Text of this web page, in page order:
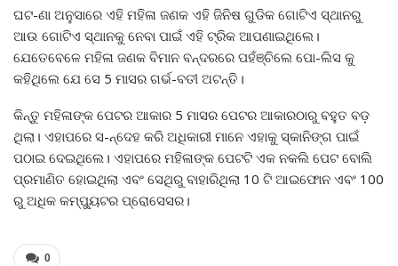
ଘଟ-ଣା ଅନୁସାରେ ଏହି ମହିଳା ଜଣକ ଏହି ଜିନିଷ ଗୁଡିକ ଗୋଟିଏ ସ୍ଥାନରୁ
ଆଉ ଗୋଟିଏ ସ୍ଥାନକୁ ନେବା ପାଇଁ ଏହି ଟ୍ରିକ ଆପଣାଇଥିଲେ।
ଯେତେବେଳେ ମହିଳା ଜଣକ ବିମାନ ବନ୍ଦରରେ ପହଁଞ୍ଚିଲେ ପୋ-ଲିସ କୁ
କହିଥିଲେ ଯେ ସେ 5 ମାସର ଗର୍ଭ-ବତୀ ଅଟନ୍ତି।
କିନ୍ତୁ ମହିଳାଙ୍କ ପେଟର ଆକାର 5 ମାସର ପେଟର ଆକାରଠାରୁ ବହୁତ ବଡ଼
ଥିଲା। ଏହାପରେ ସ-ନ୍ଦେହ କରି ଅଧିକାରୀ ମାନେ ଏହାକୁ ସ୍କାନିଙ୍ଗ ପାଇଁ
ପଠାଇ ଦେଇଥିଲେ। ଏହାପରେ ମହିଳାଙ୍କ ପେଟଟି ଏକ ନକଲି ପେଟ ବୋଲି
ପ୍ରମାଣିତ ହୋଇଥିଲା ଏବଂ ସେଥିରୁ ବାହାରିଥିଲା 10 ଟି ଆଇଫୋନ ଏବଂ 100
ରୁ ଅଧିକ କମ୍ପ୍ୟୁଟର ପ୍ରୋସେସର।
0